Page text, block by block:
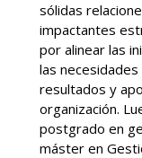
sólidas
impactantes
por alinear las
las
resultados y
organización.
postgrado en
máster en